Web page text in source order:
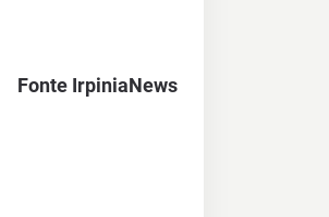
Fonte IrpiniaNews